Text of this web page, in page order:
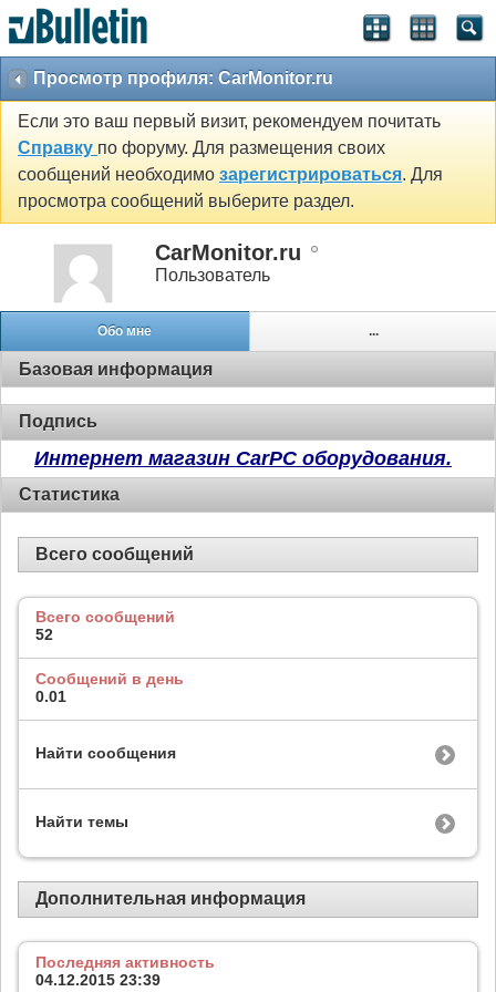
Просмотр профиля: CarMonitor.ru
Если это ваш первый визит, рекомендуем почитать
Справку по форуму. Для размещения своих
сообщений необходимо зарегистрироваться. Для
просмотра сообщений выберите раздел.
CarMonitor.ru
Пользователь
Обо мне ...
Базовая информация
Подпись
Интернет магазин CarPC оборудования.
Статистика
Всего сообщений
Всего сообщений
52
Сообщений в день
0.01
Найти сообщения
Найти темы
Дополнительная информация
Последняя активность
04.12.2015 23:39